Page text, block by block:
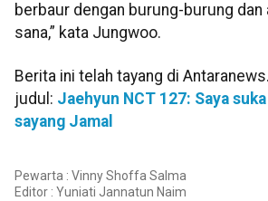
berbaur dengan burung-burung dan
sana,” kata Jungwoo.
Berita ini telah tayang di
judul: Jaehyun NCT 127: Saya
sayang Jamal
Pewarta : Vinny Shoffa Salma
Editor : Yuniati Jannatun Naim